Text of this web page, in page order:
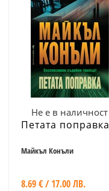
Не е в наличност
Петата поправка
Майкъл Конъли
8.69 € / 17.00 ЛВ.